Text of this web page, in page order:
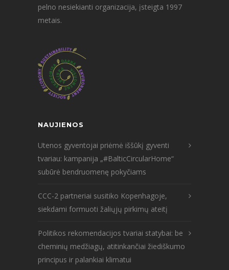
pelno nesiekianti organizacija, įsteigta 1997
metais.
NAUJIENOS
Utenos gyventojai priėmė iššūkį gyventi
tvariau: kampanija „#BalticCircularHome“
subūrė bendruomenę pokyčiams
CCC-2 partneriai susitiko Kopenhagoje,
siekdami formuoti žaliųjų pirkimų ateitį
Politikos rekomendacijos tvariai statybai: be
cheminių medžiagų, atitinkančiai žiediškumo
principus ir palankiai klimatui